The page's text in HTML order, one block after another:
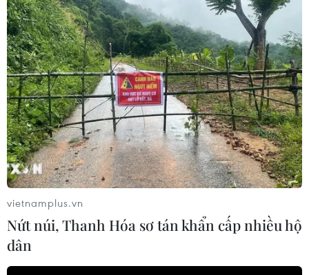
Nam
Tháo gỡ điểm nghẽn, mở rộng cửa cho trái cây
Việt vào thị trường Trung Quốc
Thúc đẩy kết nối nhà mua hàng Trung Quốc với
doanh nghiệp Việt Nam qua VIS 2026
Tìm kiếm, cứu hộ tàu Khôi Nguyên 18: Đã có 48
người được cứu sống
Bộ Ngoại giao thông tin về cứu hộ, cứu nạn tàu
Khôi Nguyên 18 gặp nạn trên biển
vietnamplus.vn
Nứt núi, Thanh Hóa sơ tán khẩn cấp nhiều hộ
dân